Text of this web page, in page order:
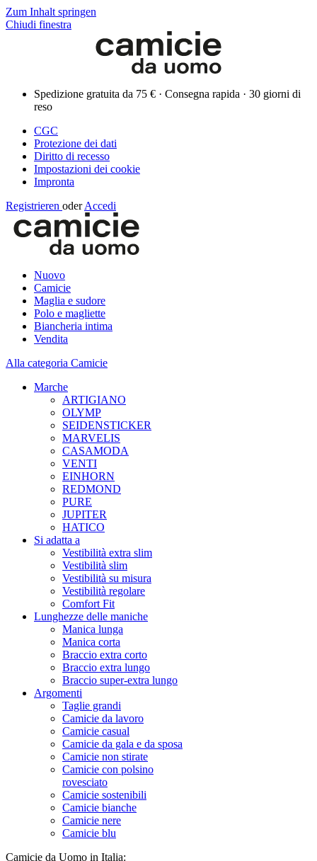
Zum Inhalt springen
Chiudi finestra
Spedizione gratuita da 75 € · Consegna rapida · 30 giorni di
reso
CGC
Protezione dei dati
Diritto di recesso
Impostazioni dei cookie
Impronta
Registrieren oder Accedi
Nuovo
Camicie
Maglia e sudore
Polo e magliette
Biancheria intima
Vendita
Alla categoria Camicie
Marche
ARTIGIANO
OLYMP
SEIDENSTICKER
MARVELIS
CASAMODA
VENTI
EINHORN
REDMOND
PURE
JUPITER
HATICO
Si adatta a
Vestibilità extra slim
Vestibilità slim
Vestibilità su misura
Vestibilità regolare
Comfort Fit
Lunghezze delle maniche
Manica lunga
Manica corta
Braccio extra corto
Braccio extra lungo
Braccio super-extra lungo
Argomenti
Taglie grandi
Camicie da lavoro
Camicie casual
Camicie da gala e da sposa
Camicie non stirate
Camicie con polsino
rovesciato
Camicie sostenibili
Camicie bianche
Camicie nere
Camicie blu
Camicie da Uomo in Italia: